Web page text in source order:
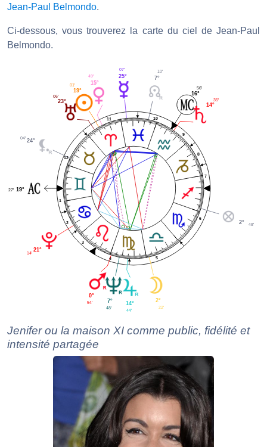
Jean-Paul Belmondo.
Ci-dessous, vous trouverez la carte du ciel de Jean-Paul
Belmondo.
1
2
3
4 5
6
7
8
9
10
11
12
14°
35'
16°
56'
7°
10'
25°
07'
15°
49'
19°
01'
23°
06'
24°
04'
19°
27'
21°
14'
0°
54' 7°
48'
14°
44'
2°
22'
2° 48'
Jenifer ou la maison XI comme public, fidélité et
intensité partagée